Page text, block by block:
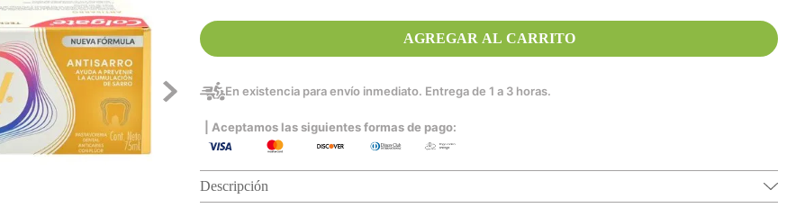
AGREGAR AL CARRITO
En existencia para envío inmediato. Entrega de 1 a 3 horas.
| Aceptamos las siguientes formas de pago:
Descripción